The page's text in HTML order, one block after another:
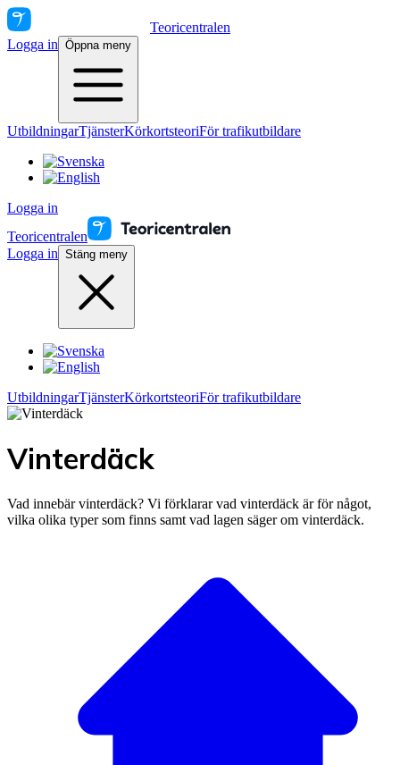
Teoricentralen
Logga in Öppna meny
UtbildningarTjänsterKörkortsteoriFör trafikutbildare
Logga in
Teoricentralen
Logga in Stäng meny
UtbildningarTjänsterKörkortsteoriFör trafikutbildare
Vinterdäck
Vad innebär vinterdäck? Vi förklarar vad vinterdäck är för något,
vilka olika typer som finns samt vad lagen säger om vinterdäck.